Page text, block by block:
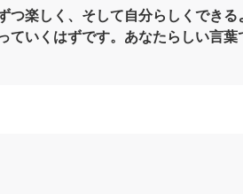
つ楽しく、そして自分らしくでき
ていくはずです。あなたらしい言